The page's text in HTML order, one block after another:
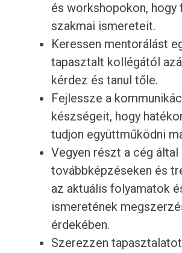
és workshopokon, hogy
szakmai ismereteit.
Keressen mentorálást
tapasztalt kollégától
kérdez és tanul tőle.
Fejlessze a
készségeit, hogy
tudjon együttműködni
Vegyen részt a cég
továbbképzéseken és
az aktuális folyamatok
ismeretének
érdekében.
Szerezzen